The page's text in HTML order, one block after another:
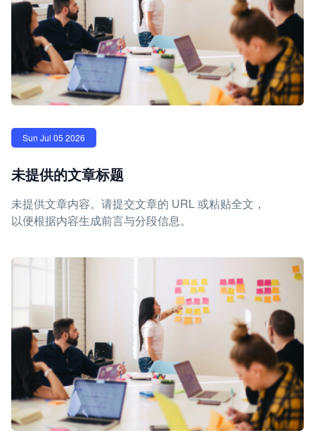
Sun Jul 05 2026
未提供的文章标题
未提供文章内容。请提交文章的 URL 或粘贴全文，
以便根据内容生成前言与分段信息。